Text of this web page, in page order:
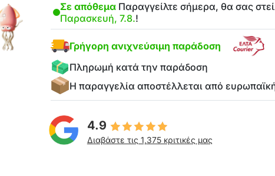
Σε απόθεμα Παραγγείλτε σήμερα, θα σας
Παρασκευή, 7.8.!
Γρήγορη ανιχνεύσιμη παράδοση
Πληρωμή κατά την παράδοση
Η παραγγελία αποστέλλεται από
4.9
Διαβάστε τις 1,375 κριτικές μας